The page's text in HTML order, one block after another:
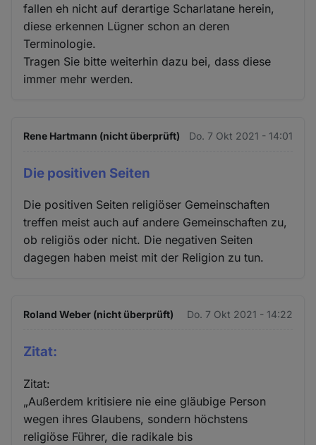
fallen eh nicht auf derartige Scharlatane herein,
diese erkennen Lügner schon an deren
Terminologie.
Tragen Sie bitte weiterhin dazu bei, dass diese
immer mehr werden.
Rene Hartmann (nicht überprüft) Do. 7 Okt 2021 - 14:01
Die positiven Seiten
Die positiven Seiten religiöser Gemeinschaften
treffen meist auch auf andere Gemeinschaften zu,
ob religiös oder nicht. Die negativen Seiten
dagegen haben meist mit der Religion zu tun.
Roland Weber (nicht überprüft) Do. 7 Okt 2021 - 14:22
Zitat:
Zitat:
„Außerdem kritisiere nie eine gläubige Person
wegen ihres Glaubens, sondern höchstens
religiöse Führer, die radikale bis